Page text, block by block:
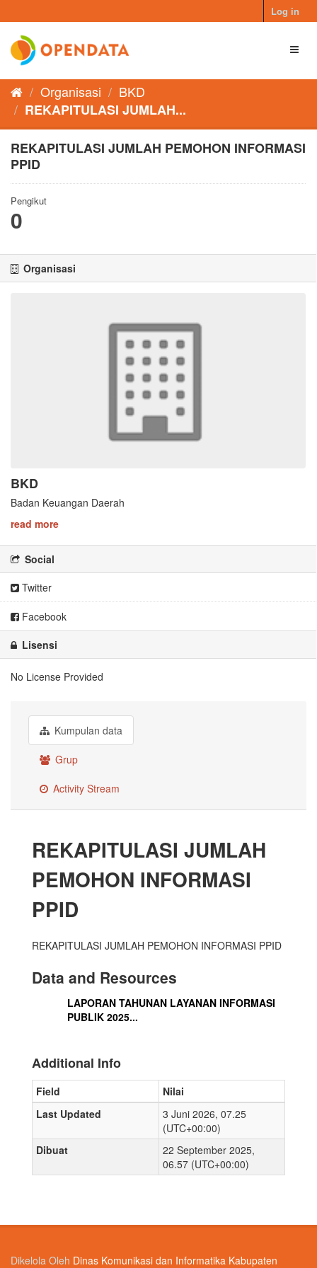
to
content
Log in
Organisasi
BKD
REKAPITULASI JUMLAH...
REKAPITULASI JUMLAH PEMOHON INFORMASI
PPID
Pengikut
0
Organisasi
BKD
Badan Keuangan Daerah
read more
Social
Twitter
Facebook
Lisensi
No License Provided
Kumpulan data
Grup
Activity Stream
REKAPITULASI JUMLAH
PEMOHON INFORMASI
PPID
REKAPITULASI JUMLAH PEMOHON INFORMASI PPID
Data and Resources
LAPORAN TAHUNAN LAYANAN INFORMASI
PUBLIK 2025...
Additional Info
Field
Nilai
Last Updated
3 Juni 2026, 07.25
(UTC+00:00)
Dibuat
22 September 2025,
06.57 (UTC+00:00)
Dikelola Oleh Dinas Komunikasi dan Informatika Kabupaten